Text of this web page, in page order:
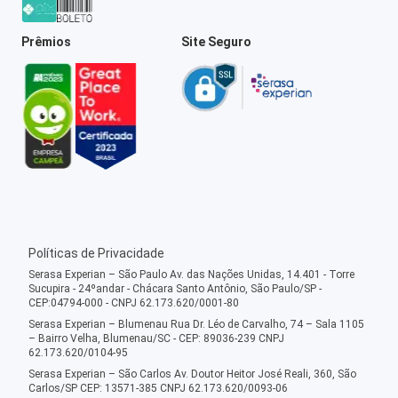
Prêmios Site Seguro
Políticas de Privacidade
Serasa Experian – São Paulo Av. das Nações Unidas, 14.401 - Torre
Sucupira - 24ºandar - Chácara Santo Antônio, São Paulo/SP -
CEP:04794-000 - CNPJ 62.173.620/0001-80
Serasa Experian – Blumenau Rua Dr. Léo de Carvalho, 74 – Sala 1105
– Bairro Velha, Blumenau/SC - CEP: 89036-239 CNPJ
62.173.620/0104-95
Serasa Experian – São Carlos Av. Doutor Heitor José Reali, 360, São
Carlos/SP CEP: 13571-385 CNPJ 62.173.620/0093-06